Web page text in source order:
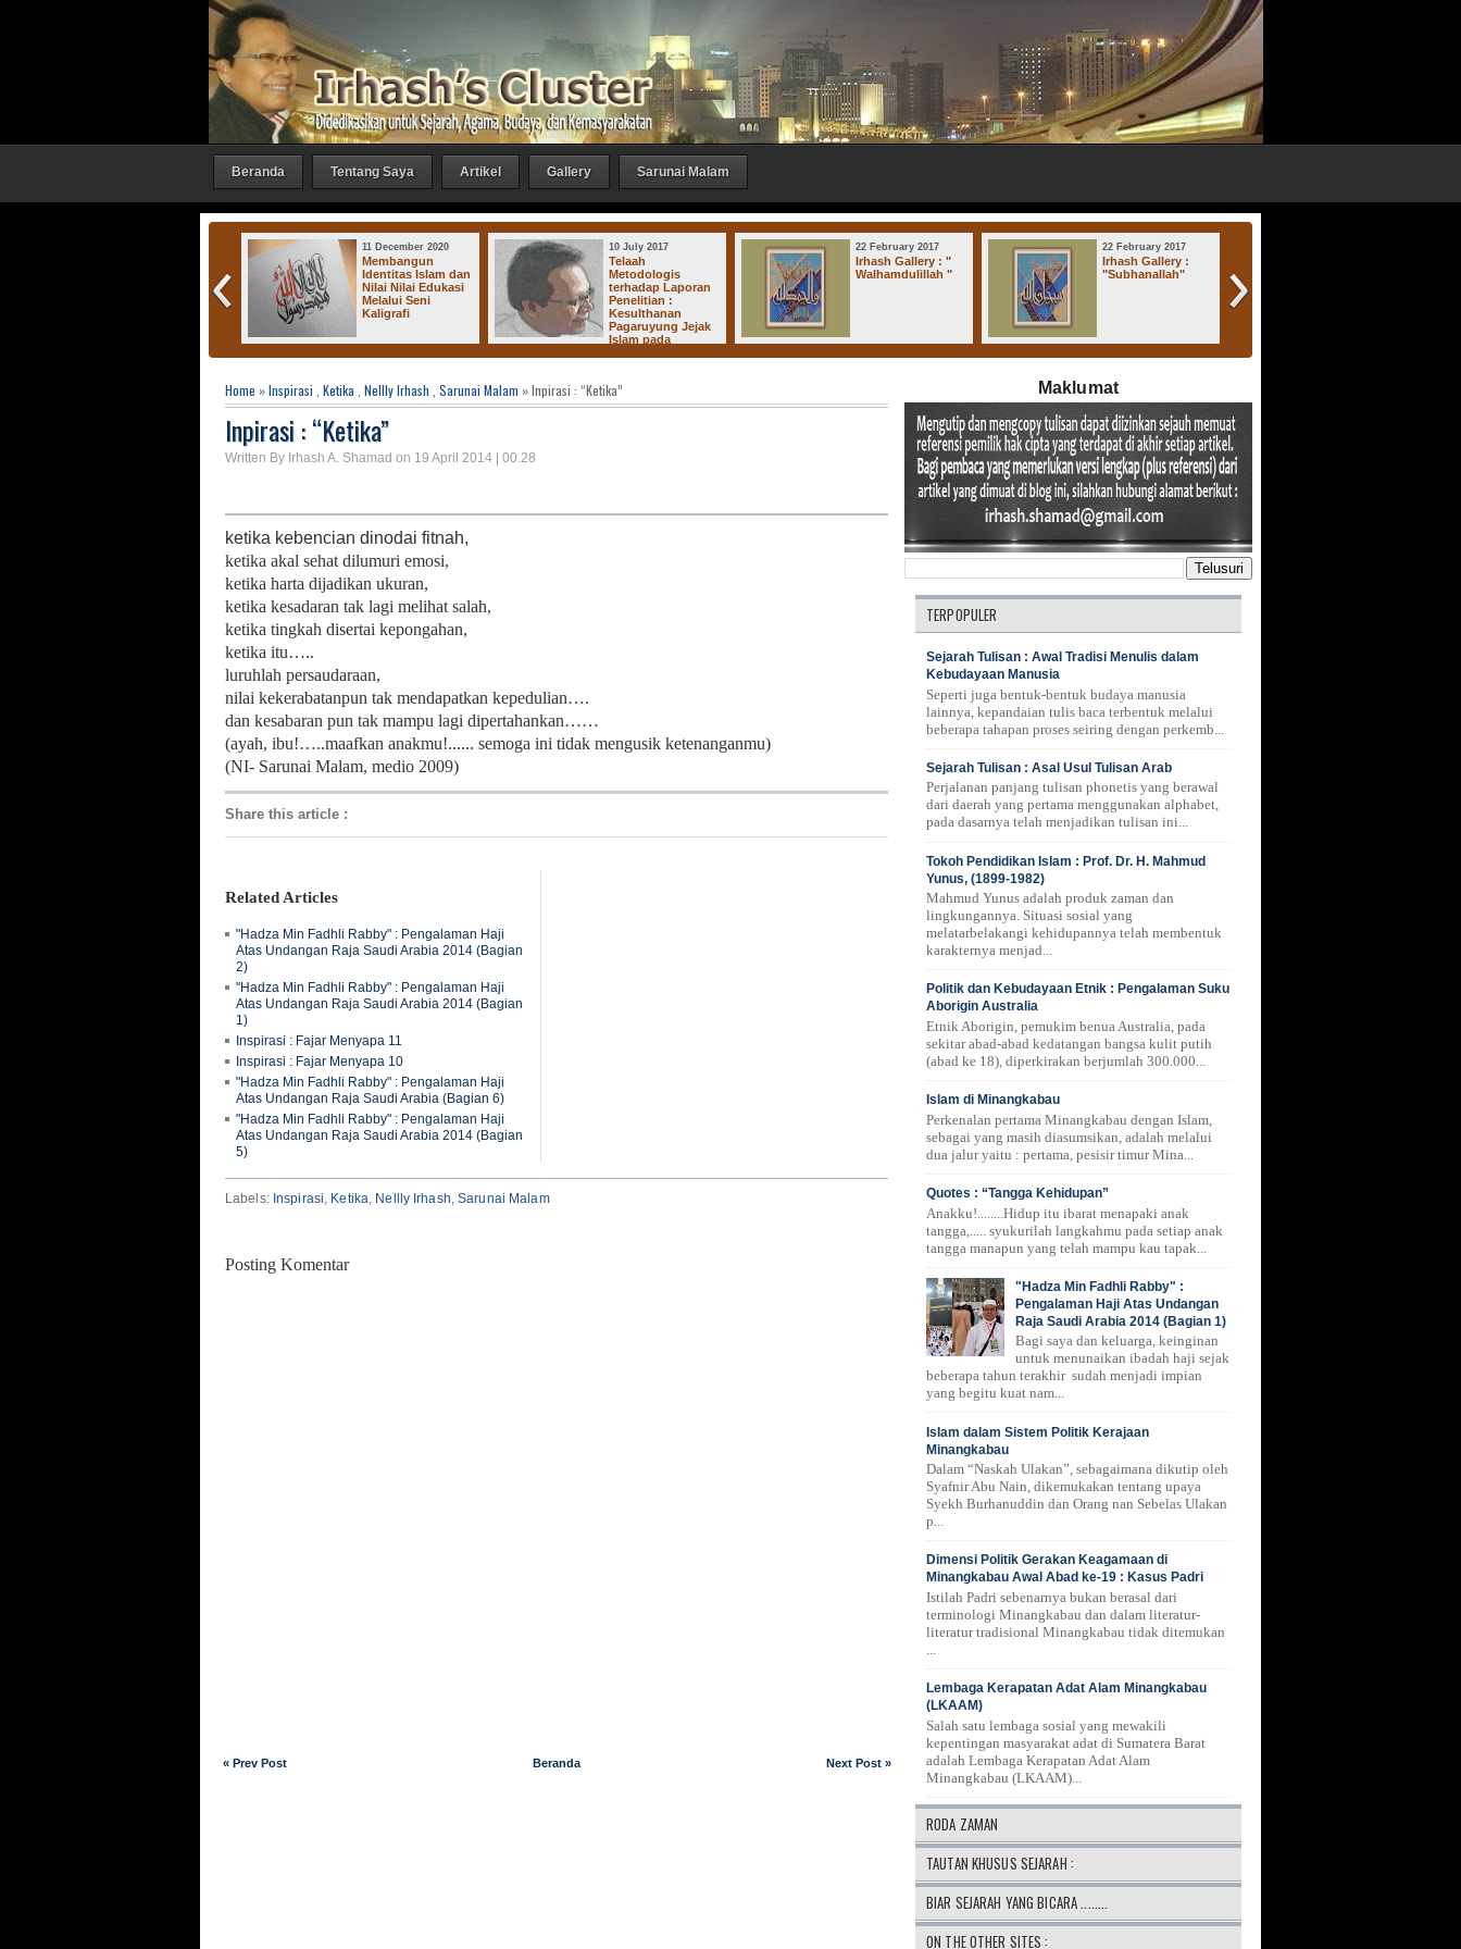
Beranda Tentang Saya Artikel Gallery Sarunai Malam
11 December 2020
Membangun
Identitas Islam dan
Nilai Nilai Edukasi
Melalui Seni
Kaligrafi
10 July 2017
Telaah
Metodologis
terhadap Laporan
Penelitian :
Kesulthanan
Pagaruyung Jejak
Islam pada
22 February 2017
Irhash Gallery : "
Walhamdulillah "
22 February 2017
Irhash Gallery :
"Subhanallah"
Home »Inspirasi Ketika Nellly Irhash Sarunai Malam » Inpirasi : “Ketika”
Inpirasi : “Ketika”
Written By Irhash A. Shamad on 19 April 2014 | 00.28
ketika kebencian dinodai fitnah,
ketika akal sehat dilumuri emosi,
ketika harta dijadikan ukuran,
ketika kesadaran tak lagi melihat salah,
ketika tingkah disertai kepongahan,
ketika itu…..
luruhlah persaudaraan,
nilai kekerabatanpun tak mendapatkan kepedulian….
dan kesabaran pun tak mampu lagi dipertahankan……
(ayah, ibu!…..maafkan anakmu!...... semoga ini tidak mengusik ketenanganmu)
(NI- Sarunai Malam, medio 2009)
Share this article :
Related Articles
"Hadza Min Fadhli Rabby" : Pengalaman Haji
Atas Undangan Raja Saudi Arabia 2014 (Bagian
2)
"Hadza Min Fadhli Rabby" : Pengalaman Haji
Atas Undangan Raja Saudi Arabia 2014 (Bagian
1)
Inspirasi : Fajar Menyapa 11
Inspirasi : Fajar Menyapa 10
"Hadza Min Fadhli Rabby" : Pengalaman Haji
Atas Undangan Raja Saudi Arabia (Bagian 6)
"Hadza Min Fadhli Rabby" : Pengalaman Haji
Atas Undangan Raja Saudi Arabia 2014 (Bagian
5)
Labels: Inspirasi, Ketika, Nellly Irhash,Sarunai Malam
Posting Komentar
« Prev Post Next Post »
Beranda
Maklumat
TERPOPULER
Sejarah Tulisan : Awal Tradisi Menulis dalam
Kebudayaan Manusia
Seperti juga bentuk-bentuk budaya manusia
lainnya, kepandaian tulis baca terbentuk melalui
beberapa tahapan proses seiring dengan perkemb...
Sejarah Tulisan : Asal Usul Tulisan Arab
Perjalanan panjang tulisan phonetis yang berawal
dari daerah yang pertama menggunakan alphabet,
pada dasarnya telah menjadikan tulisan ini...
Tokoh Pendidikan Islam : Prof. Dr. H. Mahmud
Yunus, (1899-1982)
Mahmud Yunus adalah produk zaman dan
lingkungannya. Situasi sosial yang
melatarbelakangi kehidupannya telah membentuk
karakternya menjad...
Politik dan Kebudayaan Etnik : Pengalaman Suku
Aborigin Australia
Etnik Aborigin, pemukim benua Australia, pada
sekitar abad-abad kedatangan bangsa kulit putih
(abad ke 18), diperkirakan berjumlah 300.000...
Islam di Minangkabau
Perkenalan pertama Minangkabau dengan Islam,
sebagai yang masih diasumsikan, adalah melalui
dua jalur yaitu : pertama, pesisir timur Mina...
Quotes : “Tangga Kehidupan”
Anakku!........Hidup itu ibarat menapaki anak
tangga,..... syukurilah langkahmu pada setiap anak
tangga manapun yang telah mampu kau tapak...
"Hadza Min Fadhli Rabby" :
Pengalaman Haji Atas Undangan
Raja Saudi Arabia 2014 (Bagian 1)
Bagi saya dan keluarga, keinginan
untuk menunaikan ibadah haji sejak
beberapa tahun terakhir sudah menjadi impian
yang begitu kuat nam...
Islam dalam Sistem Politik Kerajaan
Minangkabau
Dalam “Naskah Ulakan”, sebagaimana dikutip oleh
Syafnir Abu Nain, dikemukakan tentang upaya
Syekh Burhanuddin dan Orang nan Sebelas Ulakan
p...
Dimensi Politik Gerakan Keagamaan di
Minangkabau Awal Abad ke-19 : Kasus Padri
Istilah Padri sebenarnya bukan berasal dari
terminologi Minangkabau dan dalam literatur-
literatur tradisional Minangkabau tidak ditemukan
Lembaga Kerapatan Adat Alam Minangkabau
(LKAAM)
Salah satu lembaga sosial yang mewakili
kepentingan masyarakat adat di Sumatera Barat
adalah Lembaga Kerapatan Adat Alam
Minangkabau (LKAAM)...
RODA ZAMAN
TAUTAN KHUSUS SEJARAH :
BIAR SEJARAH YANG BICARA ........
ON THE OTHER SITES :